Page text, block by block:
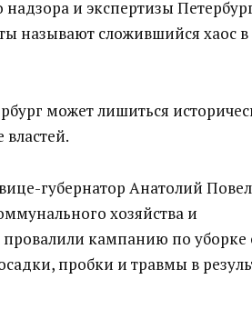
и экспертизы
называют сложившийся хаос
может лишиться
вице-губернатор Анатолий
хозяйства и
кампанию по уборке
пробки и травмы в